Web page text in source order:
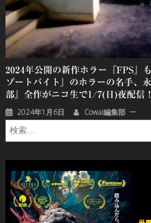
2024年公開の新作ホラー『FPS』
ゾートバイト』のホラーの名手、
部』全作がニコ生で1/7(日)夜配信
2024年1月6日 Cowai編集部